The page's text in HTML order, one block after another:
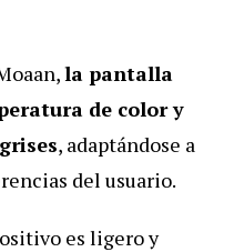
la pantalla
de color y
, adaptándose a
del usuario.
es ligero y